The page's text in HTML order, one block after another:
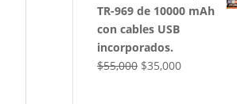
era:
$50,000.
es:
TR-969 de 10000 mAh
con cables USB
incorporados.
$55,000 El
$35,000El